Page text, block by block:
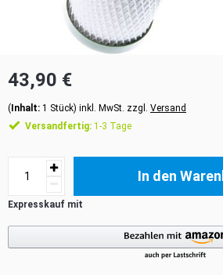
43,90 €
(Inhalt: 1 Stück) inkl. MwSt. zzgl. Versand
Versandfertig: 1-3 Tage
In den